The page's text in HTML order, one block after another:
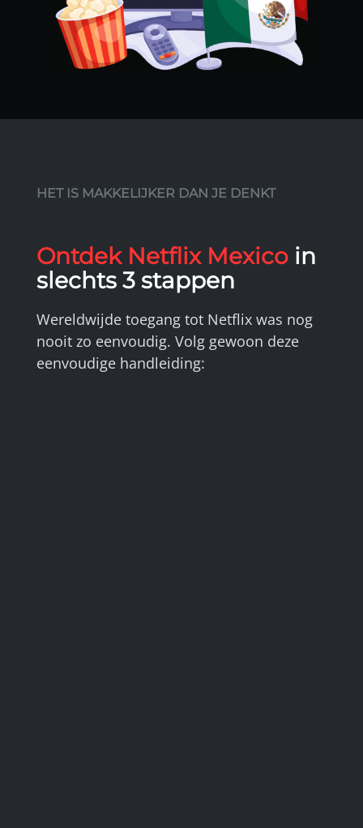
HET IS MAKKELIJKER DAN JE DENKT
Ontdek Netflix Mexico in
slechts 3 stappen
Wereldwijde toegang tot Netflix was nog
nooit zo eenvoudig. Volg gewoon deze
eenvoudige handleiding: